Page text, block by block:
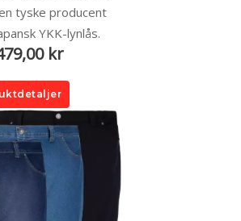
tyske producent
YKK-lynlås.
kr